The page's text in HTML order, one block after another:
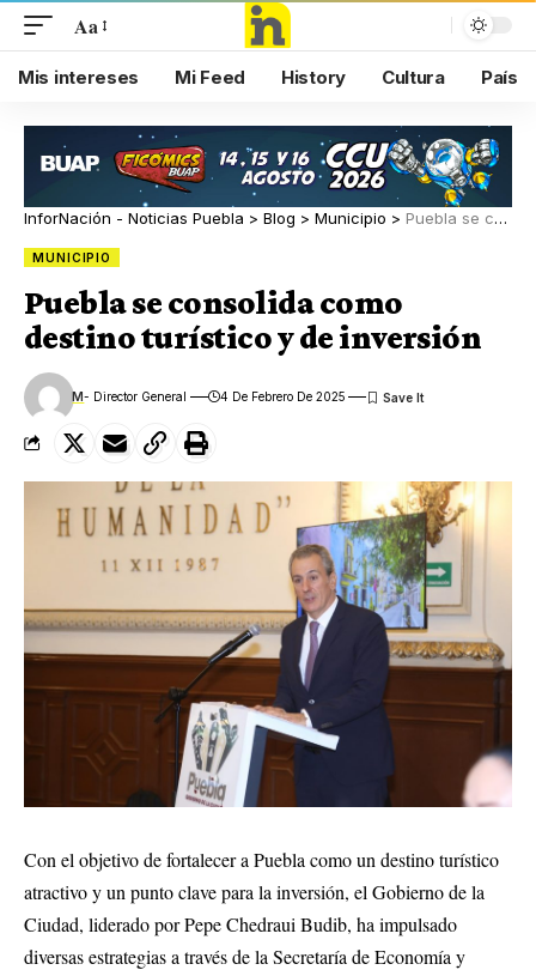
Aa
Mis intereses Mi Feed History Cultura País
InforNación - Noticias Puebla > Blog > Municipio > Puebla se consolida como destino turístico y de inversión
MUNICIPIO
Puebla se consolida como
destino turístico y de inversión
M- Director General 4 De Febrero De 2025
Con el objetivo de fortalecer a Puebla como un destino turístico
atractivo y un punto clave para la inversión, el Gobierno de la
Ciudad, liderado por Pepe Chedraui Budib, ha impulsado
diversas estrategias a través de la Secretaría de Economía y